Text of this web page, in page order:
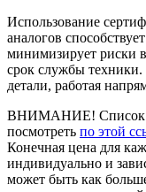
Использование
аналогов
минимизирует риски
срок службы
детали, работая
ВНИМАНИЕ!
посмотреть по этой
Конечная цена для
индивидуально и
может быть как